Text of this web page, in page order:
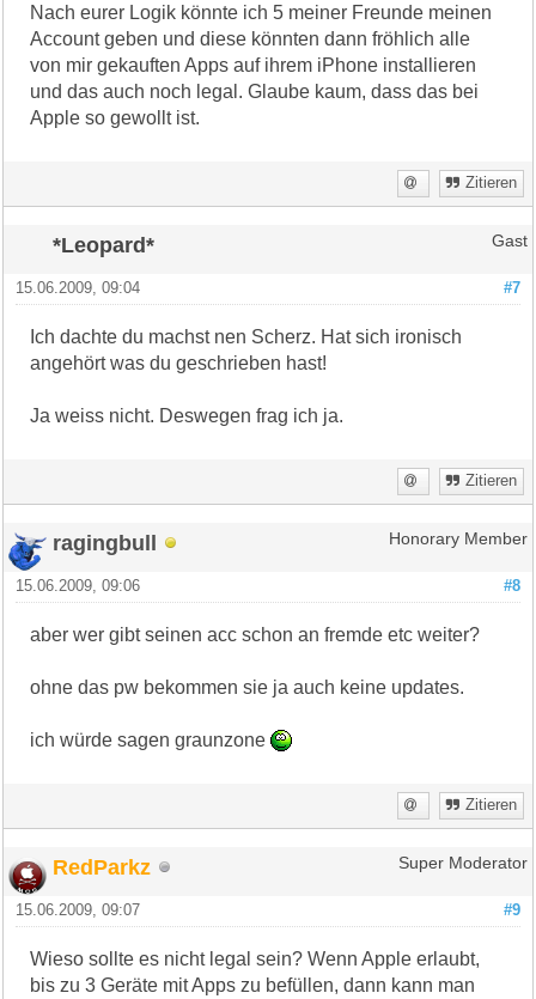
Nach eurer Logik könnte ich 5 meiner Freunde meinen
Account geben und diese könnten dann fröhlich alle
von mir gekauften Apps auf ihrem iPhone installieren
und das auch noch legal. Glaube kaum, dass das bei
Apple so gewollt ist.
Zitieren
*Leopard* Gast
#7
15.06.2009, 09:04
Ich dachte du machst nen Scherz. Hat sich ironisch
angehört was du geschrieben hast!
Ja weiss nicht. Deswegen frag ich ja.
Zitieren
ragingbull Honorary Member
#8
15.06.2009, 09:06
aber wer gibt seinen acc schon an fremde etc weiter?
ohne das pw bekommen sie ja auch keine updates.
ich würde sagen graunzone
Zitieren
RedParkz Super Moderator
#9
15.06.2009, 09:07
Wieso sollte es nicht legal sein? Wenn Apple erlaubt,
bis zu 3 Geräte mit Apps zu befüllen, dann kann man